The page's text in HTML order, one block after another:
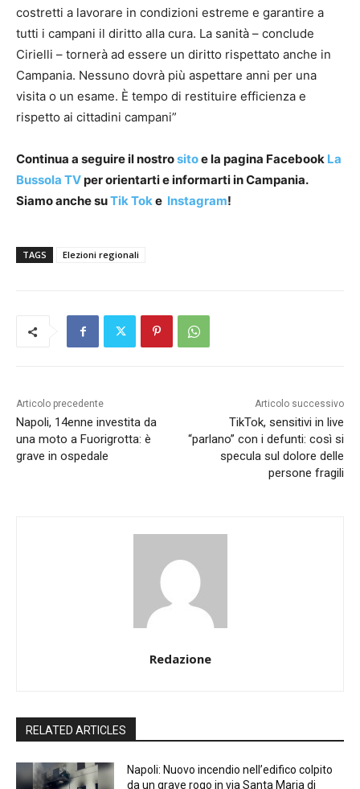
costretti a lavorare in condizioni estreme e garantire a
tutti i campani il diritto alla cura. La sanità – conclude
Cirielli – tornerà ad essere un diritto rispettato anche in
Campania. Nessuno dovrà più aspettare anni per una
visita o un esame. È tempo di restituire efficienza e
rispetto ai cittadini campani”
Continua a seguire il nostrositoe la pagina Facebook La
Bussola TVper orientarti e informarti in Campania.
Siamo anche suTik Toke Instagram!
TAGS Elezioni regionali
Articolo precedente
Napoli, 14enne investita da
una moto a Fuorigrotta: è
grave in ospedale
Articolo successivo
TikTok, sensitivi in live
“parlano” con i defunti: così si
specula sul dolore delle
persone fragili
Redazione
RELATED ARTICLES
Napoli: Nuovo incendio nell’edifico colpito
da un grave rogo in via Santa Maria di